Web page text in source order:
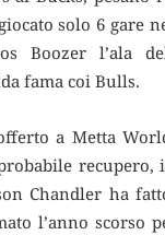
solo 6 gare
Boozer l’ala
fama coi Bulls.
a Metta
recupero,
Chandler ha
l’anno scorso